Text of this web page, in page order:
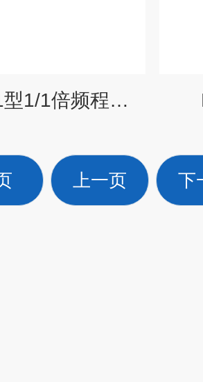
KPHS5721型1/1倍频程滤波器
上一页 下